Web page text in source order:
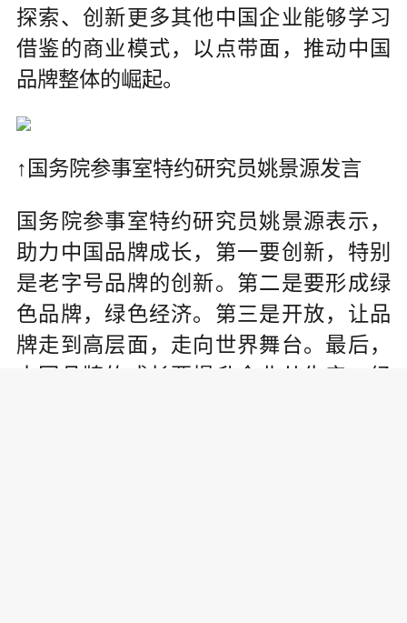
探索、创新更多其他中国企业能够学习
借鉴的商业模式，以点带面，推动中国
品牌整体的崛起。
↑国务院参事室特约研究员姚景源发言
国务院参事室特约研究员姚景源表示，
助力中国品牌成长，第一要创新，特别
是老字号品牌的创新。第二是要形成绿
色品牌，绿色经济。第三是开放，让品
牌走到高层面，走向世界舞台。最后，
中国品牌的成长要提升企业从生产、经